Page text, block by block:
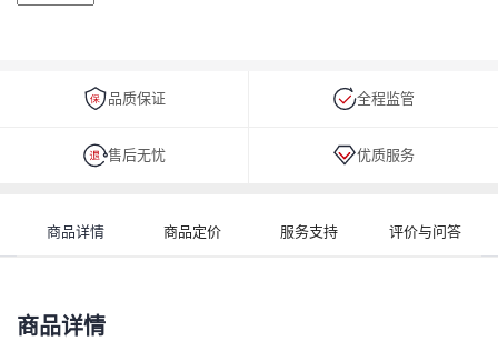
品质保证 全程监管
售后无忧 优质服务
商品详情 商品定价 服务支持 评价与问答
商品详情